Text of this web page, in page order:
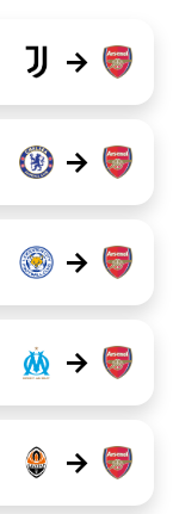
→
→
→
→
→